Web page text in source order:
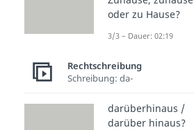
oder zu Hause?
3/3 – Dauer: 02:19
Rechtschreibung
Schreibung: da-
darüberhinaus /
darüber hinaus?